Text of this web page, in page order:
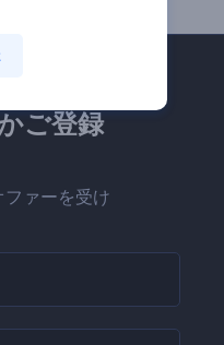
のメー
ご登録
ァーを受け